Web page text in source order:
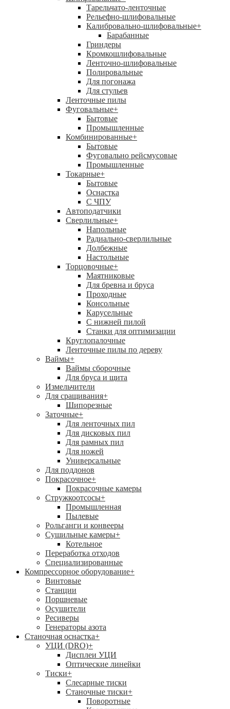
Тарельчато-ленточные
Рельефно-шлифовальные
Калибровально-шлифовальные+
Барабанные
Гриндеры
Кромкошлифовальные
Ленточно-шлифовальные
Полировальные
Для погонажа
Для стульев
Ленточные пилы
Фуговальные+
Бытовые
Промышленные
Комбинированные+
Бытовые
Фуговально рейсмусовые
Промышленные
Токарные+
Бытовые
Оснастка
С ЧПУ
Автоподатчики
Сверлильные+
Напольные
Радиально-сверлильные
Долбежные
Настольные
Торцовочные+
Маятниковые
Для бревна и бруса
Проходные
Консольные
Карусельные
С нижней пилой
Станки для оптимизации
Круглопалочные
Ленточные пилы по дереву
Ваймы+
Ваймы сборочные
Для бруса и щита
Измельчители
Для сращивания+
Шипорезные
Заточные+
Для ленточных пил
Для дисковых пил
Для рамных пил
Для ножей
Универсальные
Для поддонов
Покрасочное+
Покрасочные камеры
Стружкоотсосы+
Промышленная
Пылевые
Рольганги и конвееры
Сушильные камеры+
Котельное
Переработка отходов
Специализированные
Компрессорное оборудование+
Винтовые
Станции
Поршневые
Осушители
Ресиверы
Генераторы азота
Станочная оснастка+
УЦИ (DRO)+
Дисплеи УЦИ
Оптические линейки
Тиски+
Слесарные тиски
Станочные тиски+
Поворотные